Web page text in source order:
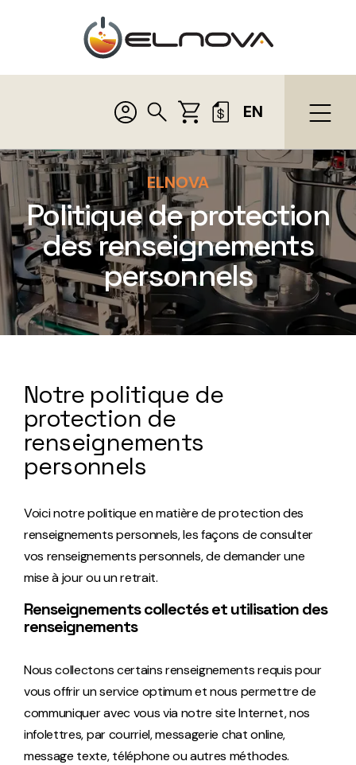
EN
ELNOVA
Politique de protection
des renseignements
personnels
Notre politique de
protection de
renseignements
personnels
Voici notre politique en matière de protection des
renseignements personnels, les façons de consulter
vos renseignements personnels, de demander une
mise à jour ou un retrait.
Renseignements collectés et utilisation des
renseignements
Nous collectons certains renseignements requis pour
vous offrir un service optimum et nous permettre de
communiquer avec vous via notre site Internet, nos
infolettres, par courriel, messagerie chat online,
message texte, téléphone ou autres méthodes.